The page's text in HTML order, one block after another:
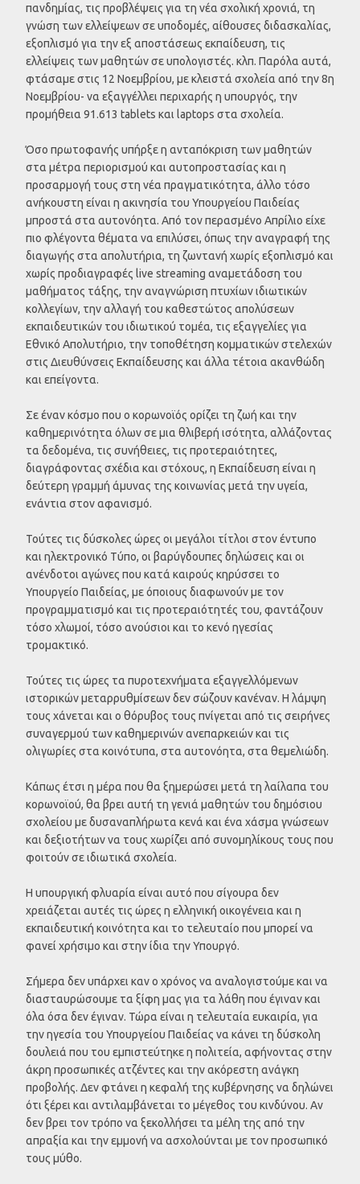
πανδημίας, τις προβλέψεις για τη νέα σχολική χρονιά, τη
γνώση των ελλείψεων σε υποδομές, αίθουσες διδασκαλίας,
εξοπλισμό για την εξ αποστάσεως εκπαίδευση, τις
ελλείψεις των μαθητών σε υπολογιστές. κλπ. Παρόλα αυτά,
φτάσαμε στις 12 Νοεμβρίου, με κλειστά σχολεία από την 8η
Νοεμβρίου- να εξαγγέλλει περιχαρής η υπουργός, την
προμήθεια 91.613 tablets και laptops στα σχολεία.
Όσο πρωτοφανής υπήρξε η ανταπόκριση των μαθητών
στα μέτρα περιορισμού και αυτοπροστασίας και η
προσαρμογή τους στη νέα πραγματικότητα, άλλο τόσο
ανήκουστη είναι η ακινησία του Υπουργείου Παιδείας
μπροστά στα αυτονόητα. Από τον περασμένο Απρίλιο είχε
πιο φλέγοντα θέματα να επιλύσει, όπως την αναγραφή της
διαγωγής στα απολυτήρια, τη ζωντανή χωρίς εξοπλισμό και
χωρίς προδιαγραφές live streaming αναμετάδοση του
μαθήματος τάξης, την αναγνώριση πτυχίων ιδιωτικών
κολλεγίων, την αλλαγή του καθεστώτος απολύσεων
εκπαιδευτικών του ιδιωτικού τομέα, τις εξαγγελίες για
Εθνικό Απολυτήριο, την τοποθέτηση κομματικών στελεχών
στις Διευθύνσεις Εκπαίδευσης και άλλα τέτοια ακανθώδη
και επείγοντα.
Σε έναν κόσμο που ο κορωνοϊός ορίζει τη ζωή και την
καθημερινότητα όλων σε μια θλιβερή ισότητα, αλλάζοντας
τα δεδομένα, τις συνήθειες, τις προτεραιότητες,
διαγράφοντας σχέδια και στόχους, η Εκπαίδευση είναι η
δεύτερη γραμμή άμυνας της κοινωνίας μετά την υγεία,
ενάντια στον αφανισμό.
Τούτες τις δύσκολες ώρες οι μεγάλοι τίτλοι στον έντυπο
και ηλεκτρονικό Τύπο, οι βαρύγδουπες δηλώσεις και οι
ανένδοτοι αγώνες που κατά καιρούς κηρύσσει το
Υπουργείο Παιδείας, με όποιους διαφωνούν με τον
προγραμματισμό και τις προτεραιότητές του, φαντάζουν
τόσο χλωμοί, τόσο ανούσιοι και το κενό ηγεσίας
τρομακτικό.
Τούτες τις ώρες τα πυροτεχνήματα εξαγγελλόμενων
ιστορικών μεταρρυθμίσεων δεν σώζουν κανέναν. Η λάμψη
τους χάνεται και ο θόρυβος τους πνίγεται από τις σειρήνες
συναγερμού των καθημερινών ανεπαρκειών και τις
ολιγωρίες στα κοινότυπα, στα αυτονόητα, στα θεμελιώδη.
Κάπως έτσι η μέρα που θα ξημερώσει μετά τη λαίλαπα του
κορωνοϊού, θα βρει αυτή τη γενιά μαθητών του δημόσιου
σχολείου με δυσαναπλήρωτα κενά και ένα χάσμα γνώσεων
και δεξιοτήτων να τους χωρίζει από συνομηλίκους τους που
φοιτούν σε ιδιωτικά σχολεία.
Η υπουργική φλυαρία είναι αυτό που σίγουρα δεν
χρειάζεται αυτές τις ώρες η ελληνική οικογένεια και η
εκπαιδευτική κοινότητα και το τελευταίο που μπορεί να
φανεί χρήσιμο και στην ίδια την Υπουργό.
Σήμερα δεν υπάρχει καν ο χρόνος να αναλογιστούμε και να
διασταυρώσουμε τα ξίφη μας για τα λάθη που έγιναν και
όλα όσα δεν έγιναν. Τώρα είναι η τελευταία ευκαιρία, για
την ηγεσία του Υπουργείου Παιδείας να κάνει τη δύσκολη
δουλειά που του εμπιστεύτηκε η πολιτεία, αφήνοντας στην
άκρη προσωπικές ατζέντες και την ακόρεστη ανάγκη
προβολής. Δεν φτάνει η κεφαλή της κυβέρνησης να δηλώνει
ότι ξέρει και αντιλαμβάνεται το μέγεθος του κινδύνου. Αν
δεν βρει τον τρόπο να ξεκολλήσει τα μέλη της από την
απραξία και την εμμονή να ασχολούνται με τον προσωπικό
τους μύθο.